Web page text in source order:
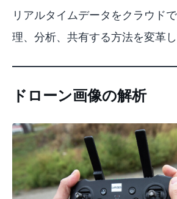
リアルタイムデータをクラウド
理、分析、共有する方法を変革し
ドローン画像の解析